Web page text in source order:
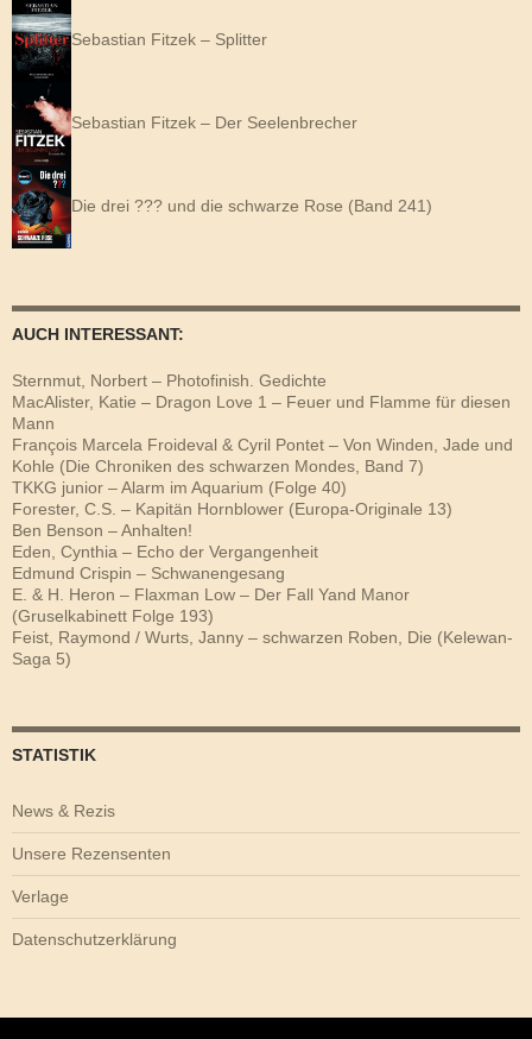
Sebastian Fitzek – Splitter
Sebastian Fitzek – Der Seelenbrecher
Die drei ??? und die schwarze Rose (Band 241)
AUCH INTERESSANT:
Sternmut, Norbert – Photofinish. Gedichte
MacAlister, Katie – Dragon Love 1 – Feuer und Flamme für diesen
Mann
François Marcela Froideval & Cyril Pontet – Von Winden, Jade und
Kohle (Die Chroniken des schwarzen Mondes, Band 7)
TKKG junior – Alarm im Aquarium (Folge 40)
Forester, C.S. – Kapitän Hornblower (Europa-Originale 13)
Ben Benson – Anhalten!
Eden, Cynthia – Echo der Vergangenheit
Edmund Crispin – Schwanengesang
E. & H. Heron – Flaxman Low – Der Fall Yand Manor
(Gruselkabinett Folge 193)
Feist, Raymond / Wurts, Janny – schwarzen Roben, Die (Kelewan-
Saga 5)
STATISTIK
News & Rezis
Unsere Rezensenten
Verlage
Datenschutzerklärung